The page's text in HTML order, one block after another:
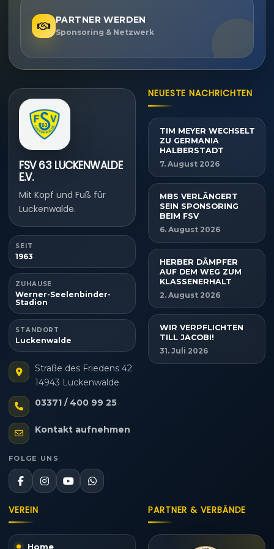
PARTNER WERDEN
Sponsoring & Netzwerk
FSV 63 LUCKENWALDE
E.V.
Mit Kopf und Fuß für
Luckenwalde.
SEIT
1963
ZUHAUSE
Werner-Seelenbinder-
Stadion
STANDORT
Luckenwalde
Straße des Friedens 42
14943 Luckenwalde
03371 / 400 99 25
Kontakt aufnehmen
FOLGE UNS
NEUESTE NACHRICHTEN
TIM MEYER WECHSELT
ZU GERMANIA
HALBERSTADT
7. August 2026
MBS VERLÄNGERT
SEIN SPONSORING
BEIM FSV
6. August 2026
HERBER DÄMPFER
AUF DEM WEG ZUM
KLASSENERHALT
2. August 2026
WIR VERPFLICHTEN
TILL JACOBI!
31. Juli 2026
VEREIN
Home
PARTNER & VERBÄNDE